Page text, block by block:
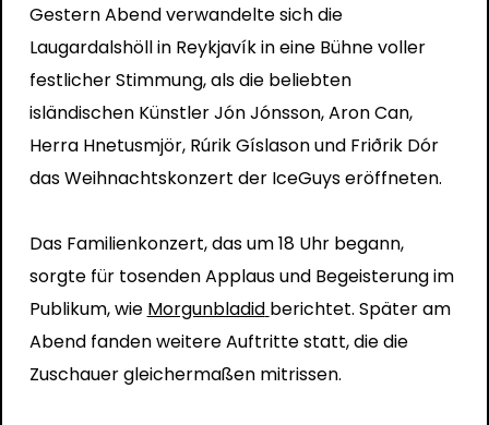
Gestern Abend verwandelte sich die
Laugardalshöll in Reykjavík in eine Bühne voller
festlicher Stimmung, als die beliebten
isländischen Künstler Jón Jónsson, Aron Can,
Herra Hnetusmjör, Rúrik Gíslason und Friðrik Dór
das Weihnachtskonzert der IceGuys eröffneten.
Das Familienkonzert, das um 18 Uhr begann,
sorgte für tosenden Applaus und Begeisterung im
Publikum, wie Morgunbladid berichtet. Später am
Abend fanden weitere Auftritte statt, die die
Zuschauer gleichermaßen mitrissen.